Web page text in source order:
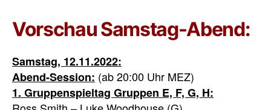
Vorschau Samstag-Abend:
Samstag, 12.11.2022:
Abend-Session: (ab 20:00 Uhr MEZ)
1. Gruppenspieltag Gruppen E, F, G, H: